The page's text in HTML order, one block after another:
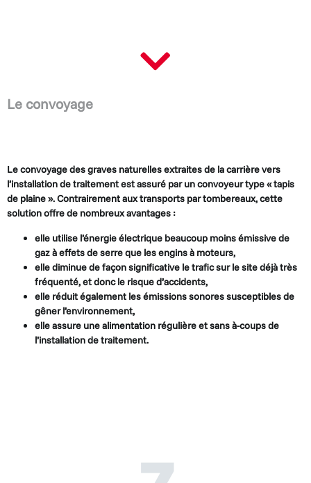
Le convoyage
Le convoyage des graves naturelles extraites de la carrière vers
l’installation de traitement est assuré par un convoyeur type « tapis
de plaine ». Contrairement aux transports par tombereaux, cette
solution offre de nombreux avantages :
elle utilise l’énergie électrique beaucoup moins émissive de
gaz à effets de serre que les engins à moteurs,
elle diminue de façon significative le trafic sur le site déjà très
fréquenté, et donc le risque d’accidents,
elle réduit également les émissions sonores susceptibles de
gêner l’environnement,
elle assure une alimentation régulière et sans à-coups de
l’installation de traitement.